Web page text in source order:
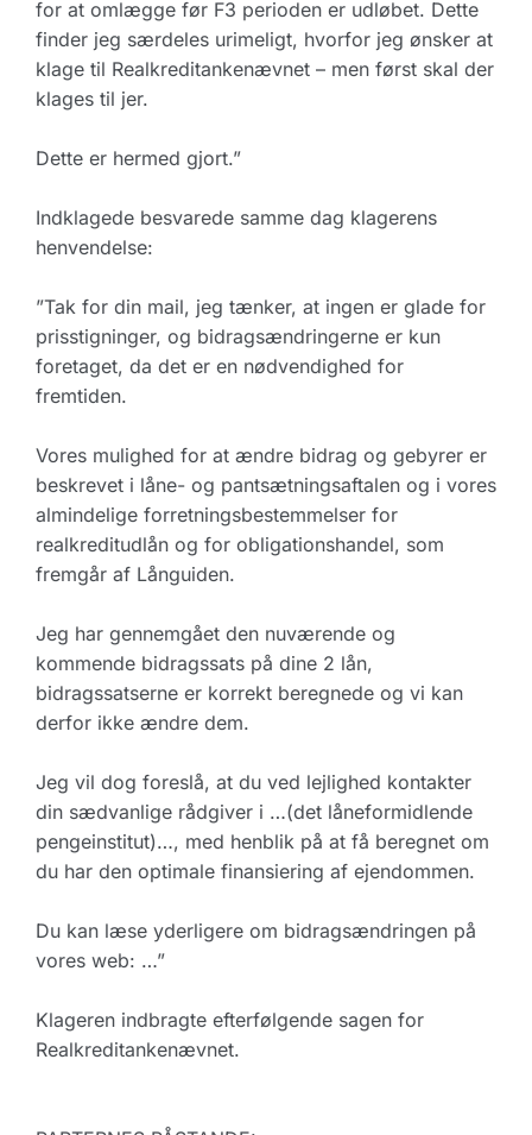
for at omlægge før F3 perioden er udløbet. Dette
finder jeg særdeles urimeligt, hvorfor jeg ønsker at
klage til Realkreditankenævnet – men først skal der
klages til jer.
Dette er hermed gjort.”
Indklagede besvarede samme dag klagerens
henvendelse:
”Tak for din mail, jeg tænker, at ingen er glade for
prisstigninger, og bidragsændringerne er kun
foretaget, da det er en nødvendighed for
fremtiden.
Vores mulighed for at ændre bidrag og gebyrer er
beskrevet i låne- og pantsætningsaftalen og i vores
almindelige forretningsbestemmelser for
realkreditudlån og for obligationshandel, som
fremgår af Långuiden.
Jeg har gennemgået den nuværende og
kommende bidragssats på dine 2 lån,
bidragssatserne er korrekt beregnede og vi kan
derfor ikke ændre dem.
Jeg vil dog foreslå, at du ved lejlighed kontakter
din sædvanlige rådgiver i …(det låneformidlende
pengeinstitut)…, med henblik på at få beregnet om
du har den optimale finansiering af ejendommen.
Du kan læse yderligere om bidragsændringen på
vores web: …”
Klageren indbragte efterfølgende sagen for
Realkreditankenævnet.